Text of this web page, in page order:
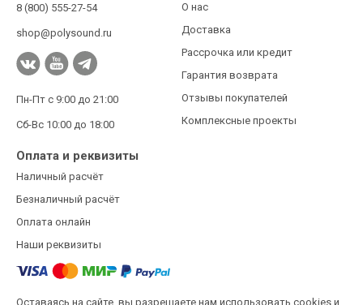
8 (800) 555-27-54
shop@polysound.ru
Пн-Пт с 9:00 до 21:00
Сб-Вс 10:00 до 18:00
О нас
Доставка
Рассрочка или кредит
Гарантия возврата
Отзывы покупателей
Комплексные проекты
Оплата и реквизиты
Наличный расчёт
Безналичный расчёт
Оплата онлайн
Наши реквизиты
Оставаясь на сайте, вы разрешаете нам использовать cookies и